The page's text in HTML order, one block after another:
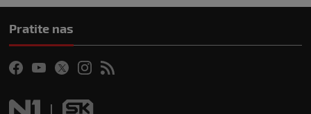
Pratite nas